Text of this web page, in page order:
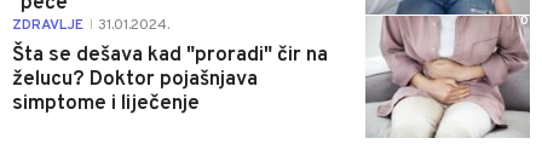
ZDRAVLJE 31.01.2024.
Šta se dešava kad "proradi" čir na
želucu? Doktor pojašnjava
simptome i liječenje
0